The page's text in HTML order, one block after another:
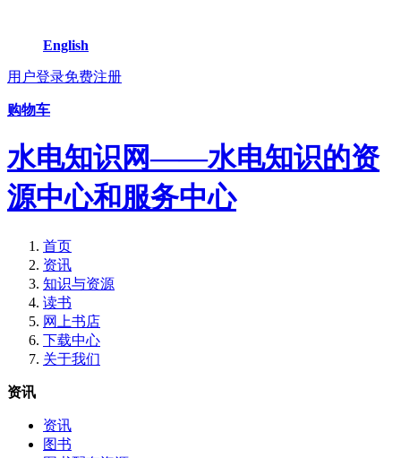
English
用户登录免费注册
购物车
水电知识网——水电知识的资
源中心和服务中心
首页
资讯
知识与资源
读书
网上书店
下载中心
关于我们
资讯
资讯
图书